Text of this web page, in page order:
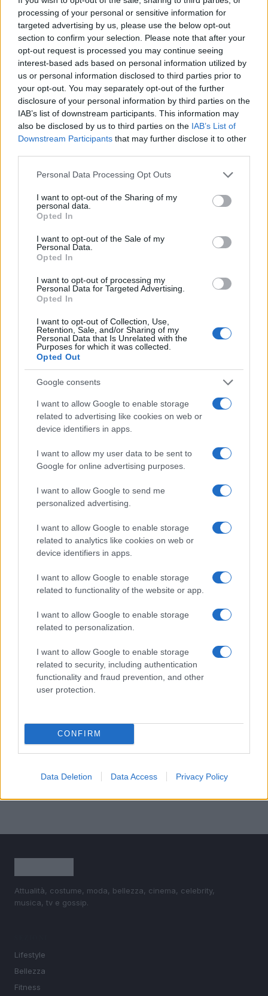
processing of your personal or sensitive information for
targeted advertising by us, please use the below opt-out
section to confirm your selection. Please note that after your
opt-out request is processed you may continue seeing
interest-based ads based on personal information utilized by
us or personal information disclosed to third parties prior to
your opt-out. You may separately opt-out of the further
disclosure of your personal information by third parties on the
IAB’s list of downstream participants. This information may
also be disclosed by us to third parties on the IAB’s List of
Downstream Participants that may further disclose it to other
Please note that this website/app uses one or more Google
not limited to your visit or usage behaviour. You may click to
grant or deny consent to Google and its third-party tags to
use your data for below specified purposes in below Google
consent section.
Personal Data Processing Opt Outs
I want to opt-out of the Sharing of my
personal data.
Opted In
I want to opt-out of the Sale of my
Personal Data.
Opted In
I want to opt-out of processing my
Personal Data for Targeted Advertising.
Opted In
I want to opt-out of Collection, Use,
Retention, Sale, and/or Sharing of my
Personal Data that Is Unrelated with the
Purposes for which it was collected.
Opted Out
Google consents
I want to allow Google to enable storage
related to advertising like cookies on web or
device identifiers in apps.
I want to allow my user data to be sent to
Google for online advertising purposes.
I want to allow Google to send me
personalized advertising.
I want to allow Google to enable storage
related to analytics like cookies on web or
device identifiers in apps.
I want to allow Google to enable storage
related to functionality of the website or app.
I want to allow Google to enable storage
related to personalization.
I want to allow Google to enable storage
related to security, including authentication
functionality and fraud prevention, and other
user protection.
CONFIRM
Data Deletion Data Access Privacy Policy
Dove si terrà Vogue World nel 2027: la scelta di San
Francisco
Matteo Pellegrino · 6 Ago 2026
LIFESTYLE
Come riconoscere e risolvere i problemi della lavanda
nel tuo giardino
Beatrice Bonaventura · 6 Ago 2026
Corsi gratuiti di benessere a Riccione: il programma
completo
PIÙ LETTI
Sognare il fango ha anche dei significati positivi (che
ci crediate o no)
4 È benefico esercitarsi quando si ha il raffreddore?
Come ottenere una manicure impeccabile e duratura
Attualità, costume, moda, bellezza, cinema, celebrity,
musica, tv e gossip.
Lifestyle
Bellezza
Fitness